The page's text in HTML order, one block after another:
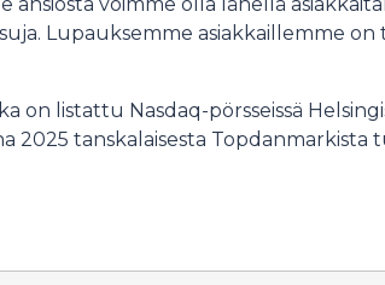
Lupauksemme asiakkaillemme on
on listattu Nasdaq-pörsseissä
2025 tanskalaisesta Topdanmarkista